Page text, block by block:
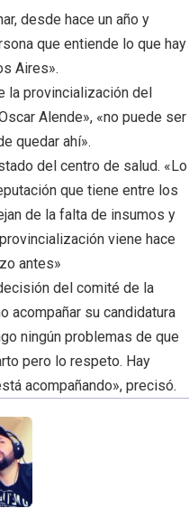
desde hace un año y
que entiende lo que hay
Aires».
la provincialización del
Alende», «no puede ser
quedar ahí».
del centro de salud. «Lo
que tiene entre los
de la falta de insumos y
viene hace
antes»
del comité de la
acompañar su candidatura
ningún problemas de que
pero lo respeto. Hay
acompañando», precisó.